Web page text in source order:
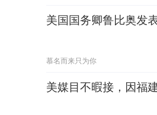
美国国务卿鲁比奥发
慕名而来只为你
美媒目不暇接，因福